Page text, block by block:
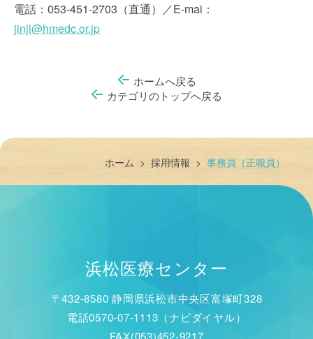
電話：053-451-2703（直通）／E-mai：
jinji@hmedc.or.jp
カテゴリのトップへ戻る
ホームへ戻る
ホーム > 採用情報 > 事務員（正職員）
浜松医療センター
〒432-8580 静岡県浜松市中央区富塚町328
電話0570-07-1113（ナビダイヤル）
FAX(053)452-9217